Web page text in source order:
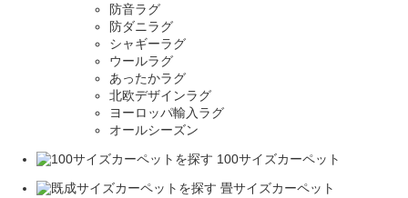
防音ラグ
防ダニラグ
シャギーラグ
ウールラグ
あったかラグ
北欧デザインラグ
ヨーロッパ輸入ラグ
オールシーズン
100サイズカーペット
畳サイズカーペット